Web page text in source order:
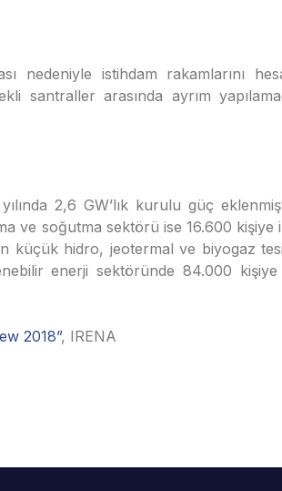
nedeniyle istihdam rakamlarını
arasında ayrım
2,6 GW’lık kurulu güç
ve soğutma sektörü ise 16.600 kişiye
küçük hidro, jeotermal ve biyogaz
enerji sektöründe 84.000
2018”, IRENA